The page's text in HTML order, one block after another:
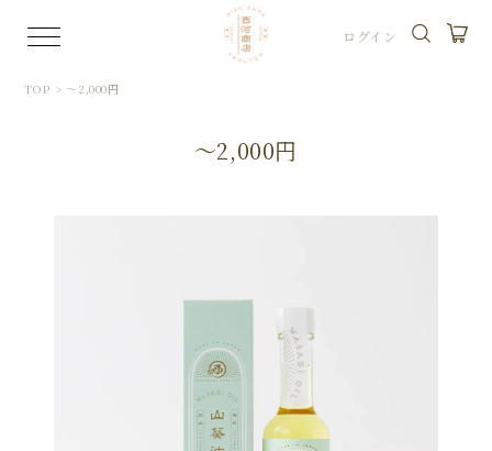
ログイン
TOP > 〜2,000円
〜2,000円